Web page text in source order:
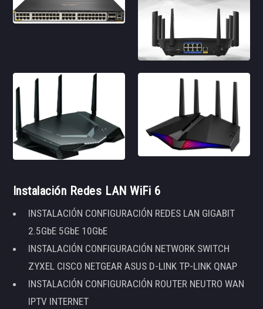
Instalación Redes LAN WiFi 6
INSTALACIÓN CONFIGURACIÓN REDES LAN GIGABIT
2.5GbE 5GbE 10GbE
INSTALACIÓN CONFIGURACIÓN NETWORK SWITCH
ZYXEL CISCO NETGEAR ASUS D-LINK TP-LINK QNAP
INSTALACIÓN CONFIGURACIÓN ROUTER NEUTRO WAN
IPTV INTERNET